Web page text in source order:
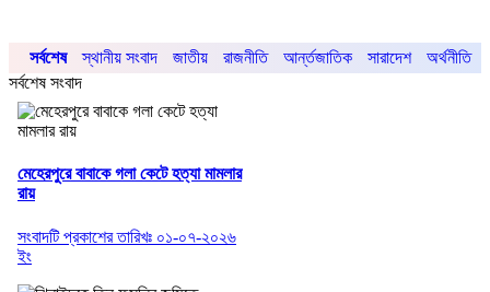
সর্বশেষ স্থানীয় সংবাদ জাতীয় রাজনীতি আর্ন্তজাতিক সারাদেশ অর্থনীতি
সর্বশেষ সংবাদ
মেহেরপুরে বাবাকে গলা কেটে হত্যা মামলার
রায়
সংবাদটি প্রকাশের তারিখঃ ০১-০৭-২০২৬
ইং